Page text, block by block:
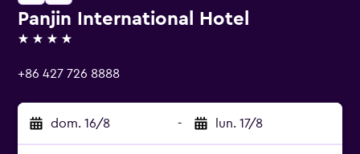
Panjin International Hotel
4 estrellas
+86 427 726 8888
dom. 16/8 - lun. 17/8